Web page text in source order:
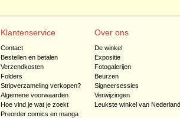
Klantenservice
Contact
Bestellen en betalen
Verzendkosten
Folders
Stripverzameling verkopen?
Algemene voorwaarden
Hoe vind je wat je zoekt
Preorder comics en manga
Over ons
De winkel
Expositie
Fotogalerijen
Beurzen
Signeersessies
Verwijzingen
Leukste winkel van Nederland